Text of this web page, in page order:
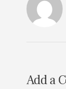
Add a